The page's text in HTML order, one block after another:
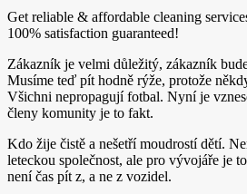
Get reliable & affordable cleaning
100% satisfaction guaranteed!
Zákazník je velmi důležitý, zákazník
Musíme teď pít hodně rýže, protože
Všichni nepropagují fotbal. Nyní je
členy komunity je to fakt.
Kdo žije čistě a nešetří moudrostí dětí.
leteckou společnost, ale pro vývojáře je
není čas pít z, a ne z vozidel.